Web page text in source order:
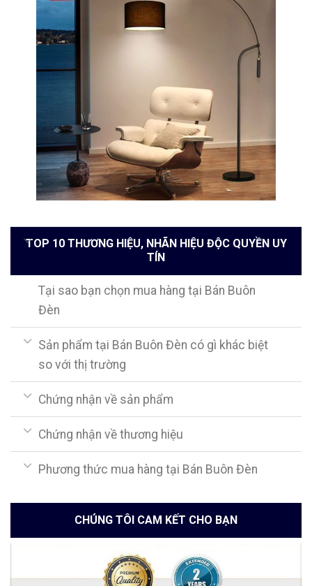
TOP 10 THƯƠNG HIỆU, NHÃN HIỆU ĐỘC QUYỀN UY
TÍN
Tại sao bạn chọn mua hàng tại Bán Buôn
Đèn
Sản phẩm tại Bán Buôn Đèn có gì khác biệt
so với thị trường
Chứng nhận về sản phẩm
Chứng nhận về thương hiệu
Phương thức mua hàng tại Bán Buôn Đèn
CHÚNG TÔI CAM KẾT CHO BẠN